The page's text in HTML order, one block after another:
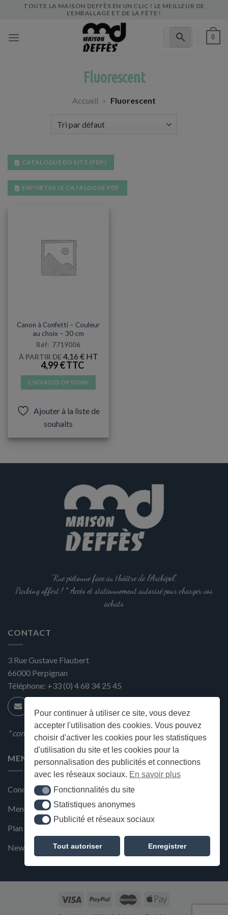
Pour continuer à utiliser ce site, vous devez
accepter l'utilisation des cookies. Vous pouvez
choisir d'activer les cookies pour les statistiques
d'utilisation du site et les cookies pour la
personnalisation des publicités et connections
avec les réseaux sociaux. En savoir plus
Fonctionnalités du site
Fonctionnalités du site
Statistiques anonymes
Statistiques anonymes
Publicité et réseaux sociaux
Publicité et réseaux sociaux
Tout autoriser Enregistrer
TOUTE LA MAISON DEFFÈS EN UN CLIC ! LE MEILLEUR DE
L'EMBALLAGE ET DE LA FÊTE !
0
Fluorescent
Accueil » Fluorescent
CATALOGUE DU SITE (PDF)
EXPORTER LE CATALOGUE PDF
Canon à Confetti – Couleur
au choix – 30 cm
Réf: 7719006
À PARTIR DE 4,16 €
4,99€
CHOIX DES OPTIONS
a
plusieurs
variations.
choisies
sur
page
produit
Ajouter à la liste de
souhaits
"Rue piétonne face au théâtre de l'Archipel".
Parking offert ! * Accès et stationnement autorisé pour charger vos
achats
CONTACT
3 Rue Gustave Flaubert
66000 Perpignan
Téléphone: +33 (0) 4 68 34 25 45
* condition en magasin
MENU
Conditions générales de ventes
Mentions Légales et Politique de confidentialité
Plan du site
Newsletter de la Maison Deffès